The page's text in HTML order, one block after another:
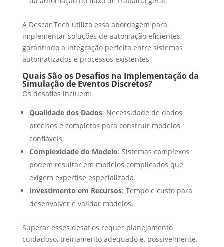
A Descar.Tech utiliza essa abordagem para
implementar soluções de automação eficientes,
garantindo a integração perfeita entre sistemas
automatizados e processos existentes.
Quais São os Desafios na Implementação da
Simulação de Eventos Discretos?
Os desafios incluem:
Qualidade dos Dados: Necessidade de dados
precisos e completos para construir modelos
confiáveis.
Complexidade do Modelo: Sistemas complexos
podem resultar em modelos complicados que
exigem expertise especializada.
Investimento em Recursos: Tempo e custo para
desenvolver e validar modelos.
Superar esses desafios requer planejamento
cuidadoso, treinamento adequado e, possivelmente,